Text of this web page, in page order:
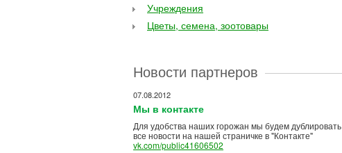
Учреждения
Цветы, семена, зоотовары
Новости партнеров
07.08.2012
Мы в контакте
Для удобства наших горожан мы будем дублировать
все новости на нашей страничке в "Контакте"
vk.com/public41606502